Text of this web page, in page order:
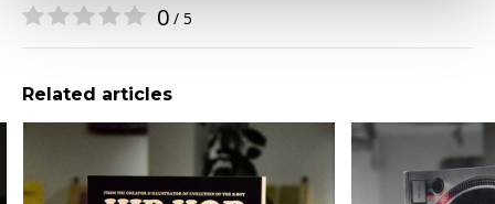
0 / 5
Related articles